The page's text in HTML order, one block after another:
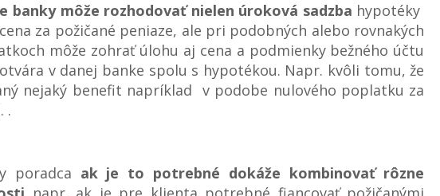
banky môže rozhodovať nielen úroková sadzba hypotéky
za požičané peniaze, ale pri podobných alebo rovnakých
môže zohrať úlohu aj cena a podmienky bežného účtu
v danej banke spolu s hypotékou. Napr. kvôli tomu, že
nejaký benefit napríklad v podobe nulového poplatku za
.
poradca ak je to potrebné dokáže kombinovať rôzne